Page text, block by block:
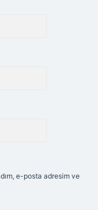
e-posta adresim ve